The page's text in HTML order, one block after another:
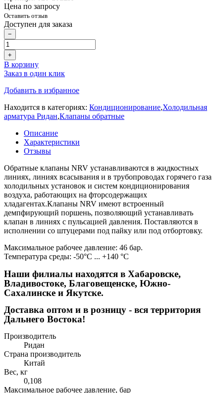
Цена по запросу
Оставить отзыв
Доступен для заказа
−
+
В корзину
Заказ в один клик
Добавить в избранное
Находится в категориях: Кондиционирование,Холодильная
арматура Ридан,Клапаны обратные
Описание
Характеристики
Отзывы
Обратные клапаны NRV устанавливаются в жидкостных
линиях, линиях всасывания и в трубопроводах горячего газа
холодильных установок и систем кондиционирования
воздуха, работающих на фторсодержащих
хладагентах.Клапаны NRV имеют встроенный
демпфирующий поршень, позволяющий устанавливать
клапан в линиях с пульсацией давления. Поставляются в
исполнении со штуцерами под пайку или под отбортовку.
Максимальное рабочее давление: 46 бар.
Температура среды: -50°C ... +140 °C
Наши филиалы находятся в Хабаровске,
Владивостоке, Благовещенске, Южно-
Сахалинске и Якутске.
Доставка оптом и в розницу - вся территория
Дальнего Востока!
Производитель
Ридан
Страна производитель
Китай
Вес, кг
0,108
Максимальное рабочее давление, бар